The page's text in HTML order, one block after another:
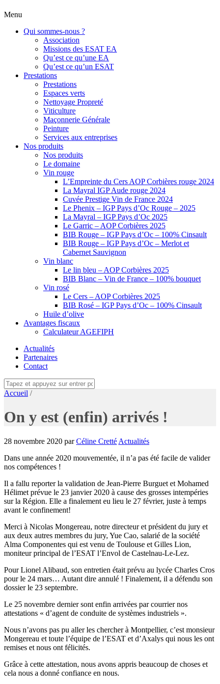
Menu
Qui sommes-nous ?
Association
Missions des ESAT EA
Qu’est ce qu’une EA
Qu’est ce qu’un ESAT
Prestations
Prestations
Espaces verts
Nettoyage Propreté
Viticulture
Maçonnerie Générale
Peinture
Services aux entreprises
Nos produits
Nos produits
Le domaine
Vin rouge
L’Empreinte du Cers AOP Corbières rouge 2024
La Mayral IGP Aude rouge 2024
Cuvée Prestige Vin de France 2024
Le Phenix – IGP Pays d’Oc Rouge – 2025
La Mayral – IGP Pays d’Oc 2025
Le Garric – AOP Corbières 2025
BIB Rouge – IGP Pays d’Oc – 100% Cinsault
BIB Rouge – IGP Pays d’Oc – Merlot et
Cabernet Sauvignon
Vin blanc
Le lin bleu – AOP Corbières 2025
BIB Blanc – Vin de France – 100% bouquet
Vin rosé
Le Cers – AOP Corbières 2025
BIB Rosé – IGP Pays d’Oc – 100% Cinsault
Huile d’olive
Avantages fiscaux
Calculateur AGEFIPH
Actualités
Partenaires
Contact
Accueil /
On y est (enfin) arrivés !
28 novembre 2020 parCéline Cretté Actualités
Dans une année 2020 mouvementée, il n’a pas été facile de valider
nos compétences !
Il a fallu reporter la validation de Jean-Pierre Burguet et Mohamed
Hélimet prévue le 23 janvier 2020 à cause des grosses intempéries
sur la Région. Elle a finalement eu lieu le 27 février, juste à temps
avant le confinement!
Merci à Nicolas Mongereau, notre directeur et président du jury et
aux deux autres membres du jury, Yue Cao, salarié de la société
Alma Componentes qui est venu de Toulouse et Gilles Lion,
moniteur principal de l’ESAT l’Envol de Castelnau-Le-Lez.
Pour Lionel Alibaud, son entretien était prévu au lycée Charles Cros
pour le 24 mars… Autant dire annulé ! Finalement, il a défendu son
dossier le 23 septembre.
Le 25 novembre dernier sont enfin arrivées par courrier nos
attestations « d’agent de conduite de systèmes industriels ».
Nous n’avons pas pu aller les chercher à Montpellier, c’est monsieur
Mongereau et toute l’équipe de l’ESAT et d’Axalys qui nous les ont
remises et nous ont félicités.
Grâce à cette attestation, nous avons appris beaucoup de choses et
cela nous a donné confiance en nous.